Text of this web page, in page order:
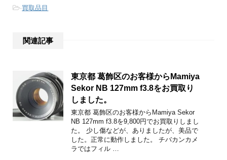
-買取品目
関連記事
東京都 葛飾区のお客様からMamiya
Sekor NB 127mm f3.8をお買取り
しました。
東京都 葛飾区のお客様からMamiya Sekor
NB 127mm f3.8を9,800円でお買取りしまし
た。 少し傷などが、ありましたが、美品で
した。正常に動作しました。 チバカンカメ
ラではフィル …